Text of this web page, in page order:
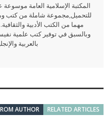
المكتبة الإسلامية العامة
للتحميل,مجموعة شاملة من كتب
مهما من الكتب الأدبية
وبالسبق في توفير كتب علمية
بالعربية
RELATED ARTICLES
AUTHOR